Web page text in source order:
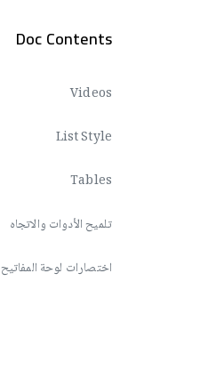
Doc Contents
Videos
List Style
Tables
تلميح الأدوات والاتجاه
اختصارات لوحة المفاتيح